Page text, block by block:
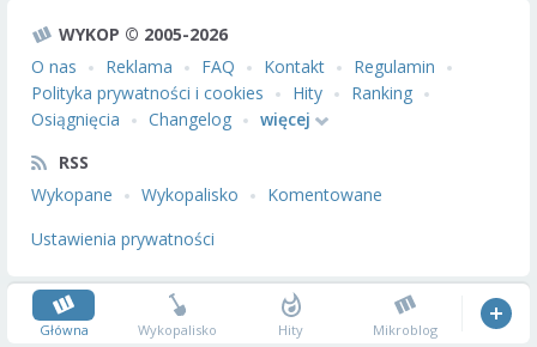
WYKOP © 2005-2026
O nas
Reklama FAQ Kontakt
Regulamin
Polityka prywatności i cookies
Hity
Ranking
Osiągnięcia
Changelog
więcej
RSS
Wykopane
Wykopalisko
Komentowane
Ustawienia prywatności
Główna Wykopalisko Hity Mikroblog